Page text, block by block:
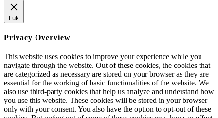
Luk
Privacy Overview
This website uses cookies to improve your experience while you
navigate through the website. Out of these cookies, the cookies that
are categorized as necessary are stored on your browser as they are
essential for the working of basic functionalities of the website. We
also use third-party cookies that help us analyze and understand how
you use this website. These cookies will be stored in your browser
only with your consent. You also have the option to opt-out of these